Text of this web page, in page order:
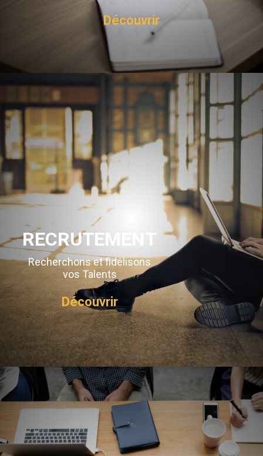
Découvrir
RECRUTEMENT
Recherchons et fidélisons
vos Talents
Découvrir